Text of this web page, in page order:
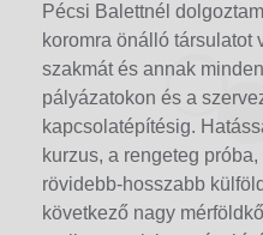
Pécsi Balettnél
koromra önálló társulatot
szakmát és annak
pályázatokon és a
kapcsolatépítésig.
kurzus, a rengeteg
rövidebb-hosszabb
következő nagy